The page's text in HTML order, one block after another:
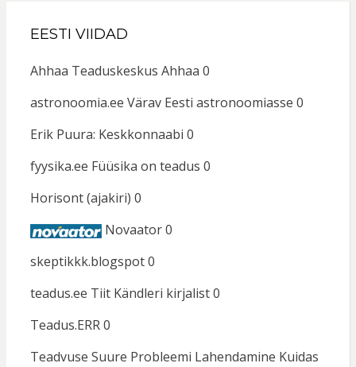
EESTI VIIDAD
Ahhaa Teaduskeskus Ahhaa 0
astronoomia.ee Värav Eesti astronoomiasse 0
Erik Puura: Keskkonnaabi 0
fyysika.ee Füüsika on teadus 0
Horisont (ajakiri) 0
Novaator0
skeptikkk.blogspot0
teadus.ee Tiit Kändleri kirjalist 0
Teadus.ERR0
Teadvuse Suure Probleemi Lahendamine Kuidas